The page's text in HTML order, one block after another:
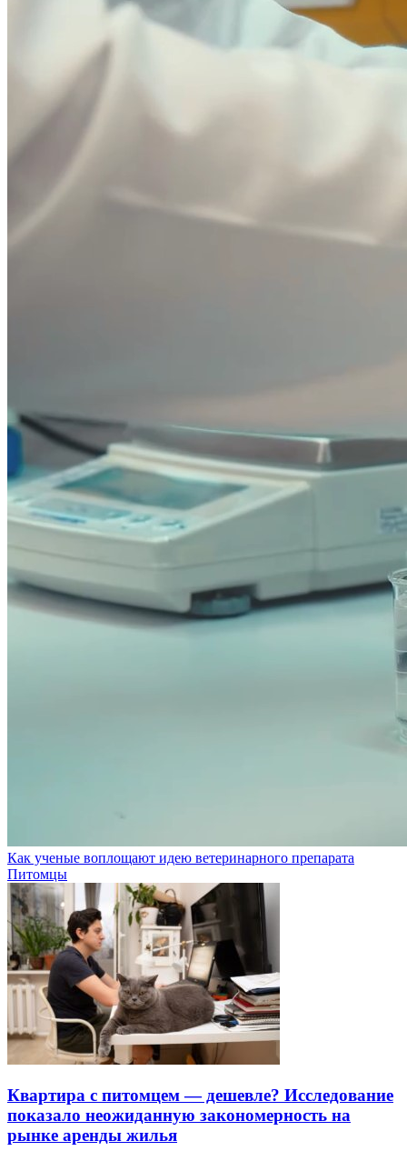
Как ученые воплощают идею ветеринарного препарата
Питомцы
Квартира с питомцем — дешевле? Исследование
показало неожиданную закономерность на
рынке аренды жилья